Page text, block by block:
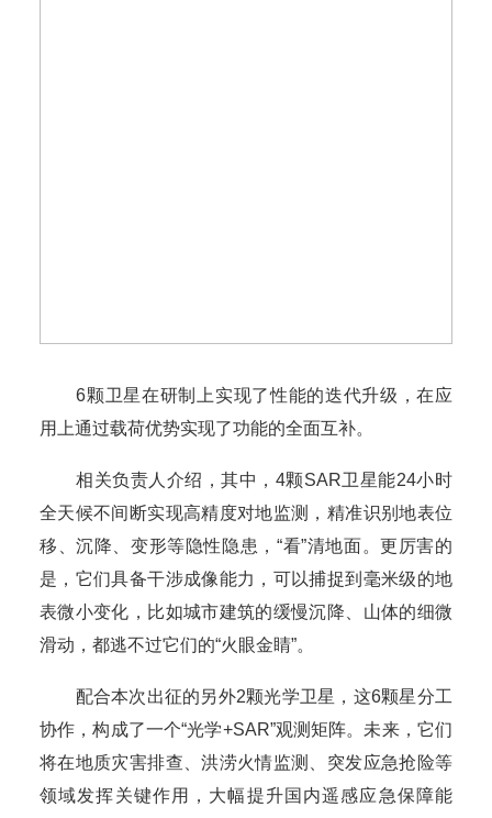
6颗卫星在研制上实现了性能的迭代升级，在应
用上通过载荷优势实现了功能的全面互补。
相关负责人介绍，其中，4颗SAR卫星能24小时
全天候不间断实现高精度对地监测，精准识别地表位
移、沉降、变形等隐性隐患，“看”清地面。更厉害的
是，它们具备干涉成像能力，可以捕捉到毫米级的地
表微小变化，比如城市建筑的缓慢沉降、山体的细微
滑动，都逃不过它们的“火眼金睛”。
配合本次出征的另外2颗光学卫星，这6颗星分工
协作，构成了一个“光学+SAR”观测矩阵。未来，它们
将在地质灾害排查、洪涝火情监测、突发应急抢险等
领域发挥关键作用，大幅提升国内遥感应急保障能